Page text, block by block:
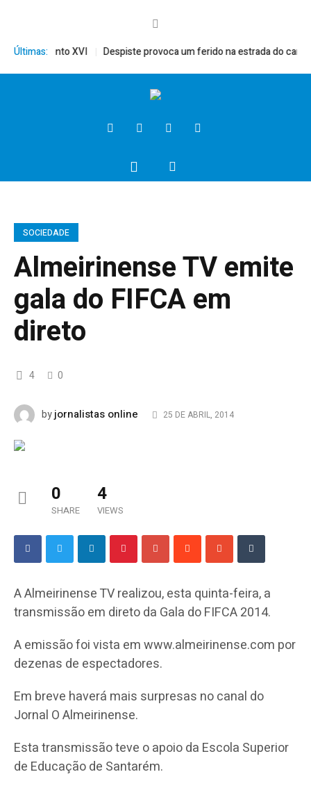
Últimas:Bento XVI Despiste provoca um ferido na estrada do campo
SOCIEDADE
Almeirinense TV emite
gala do FIFCA em
direto
4 0
byjornalistas online 25 DE ABRIL, 2014
0
SHARE
4
VIEWS
A Almeirinense TV realizou, esta quinta-feira, a
transmissão em direto da Gala do FIFCA 2014.
A emissão foi vista em www.almeirinense.com por
dezenas de espectadores.
Em breve haverá mais surpresas no canal do
Jornal O Almeirinense.
Esta transmissão teve o apoio da Escola Superior
de Educação de Santarém.